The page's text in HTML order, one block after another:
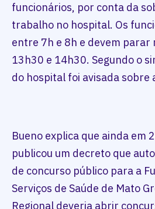
funcionários, por conta da
trabalho no hospital. Os
entre 7h e 8h e devem
13h30 e 14h30. Segundo o
do hospital foi avisada sobre
Bueno explica que ainda em
publicou um decreto que
de concurso público para a
Serviços de Saúde de Mato
Regional deveria abrir